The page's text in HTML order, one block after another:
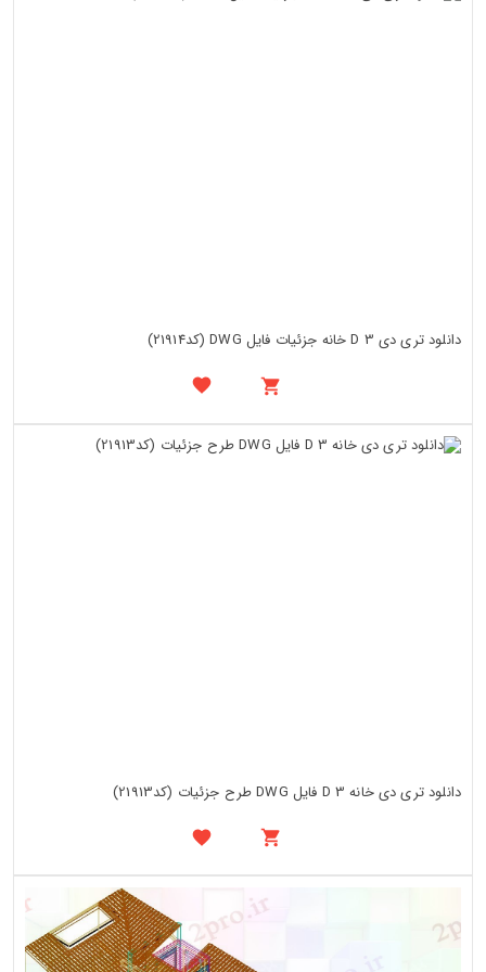
دانلود تری دی 3 D خانه جزئیات فایل DWG (کد21914)
دانلود تری دی خانه 3 D فایل DWG طرح جزئیات (کد21913)